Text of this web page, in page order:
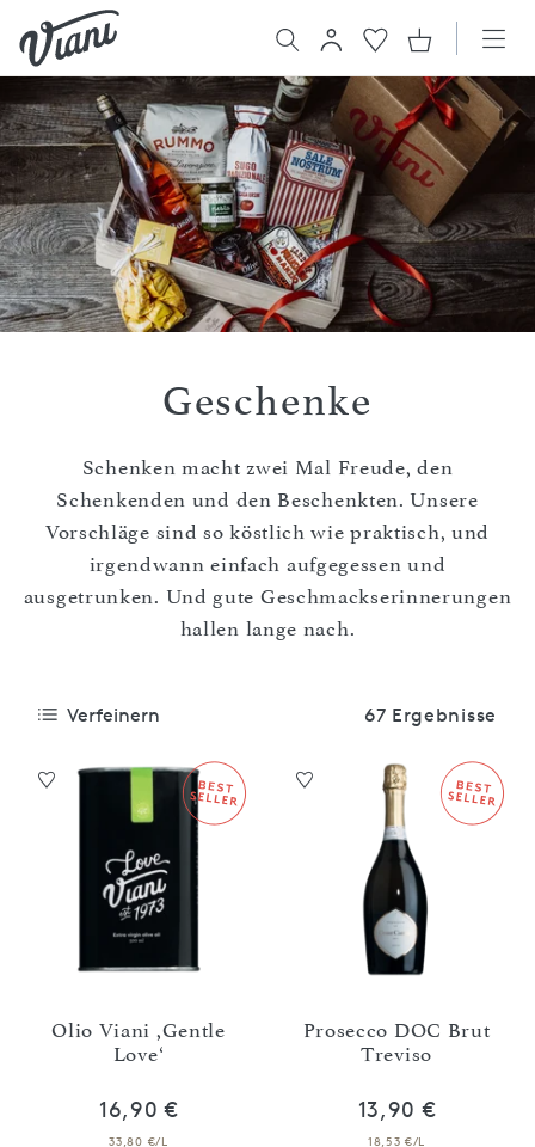
Geschenke
Schenken macht zwei Mal Freude, den
Schenkenden und den Beschenkten. Unsere
Vorschläge sind so köstlich wie praktisch, und
irgendwann einfach aufgegessen und
ausgetrunken. Und gute Geschmackserinnerungen
hallen lange nach.
Verfeinern 67 Ergebnisse
Olio Viani ,Gentle
Love‘
16,90 €
33,80 €/L
Prosecco DOC Brut
Treviso
13,90 €
18,53 €/L